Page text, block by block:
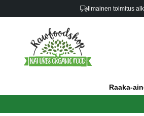
Ilmainen toimitus
Raaka-